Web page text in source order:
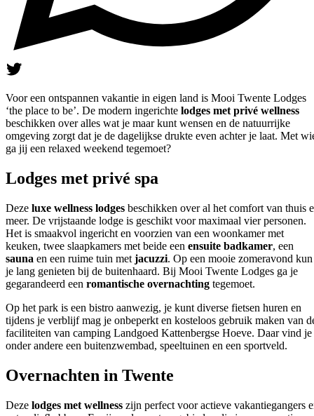
Voor een ontspannen vakantie in eigen land is Mooi Twente Lodges
‘the place to be’. De modern ingerichte lodges met privé wellness
beschikken over alles wat je maar kunt wensen en de natuurrijke
omgeving zorgt dat je de dagelijkse drukte even achter je laat. Met
ga jij een relaxed weekend tegemoet?
Lodges met privé spa
Deze luxe wellness lodges beschikken over al het comfort van thuis
meer. De vrijstaande lodge is geschikt voor maximaal vier personen.
Het is smaakvol ingericht en voorzien van een woonkamer met
keuken, twee slaapkamers met beide een ensuite badkamer, een
sauna en een ruime tuin met jacuzzi. Op een mooie zomeravond kun
je lang genieten bij de buitenhaard. Bij Mooi Twente Lodges ga je
gegarandeerd een romantische overnachting tegemoet.
Op het park is een bistro aanwezig, je kunt diverse fietsen huren en
tijdens je verblijf mag je onbeperkt en kosteloos gebruik maken van
faciliteiten van camping Landgoed Kattenbergse Hoeve. Daar vind je
onder andere een buitenzwembad, speeltuinen en een sportveld.
Overnachten in Twente
Deze lodges met wellness zijn perfect voor actieve vakantiegangers